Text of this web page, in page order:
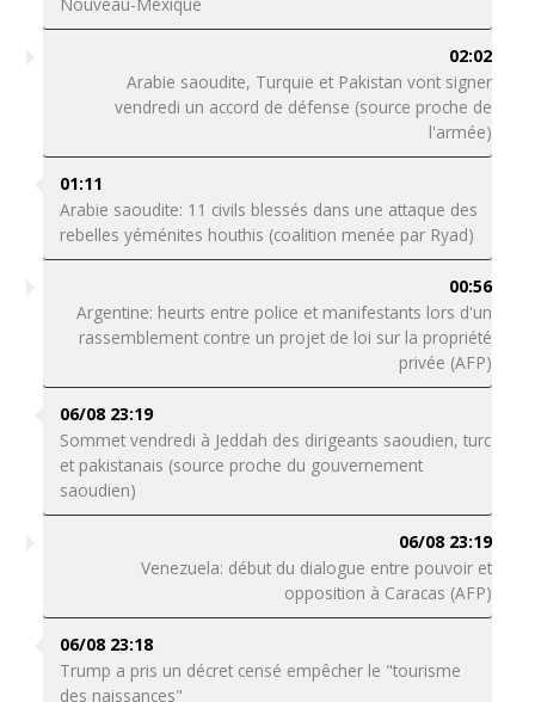
02:02
Arabie saoudite, Turquie et Pakistan vont signer
vendredi un accord de défense (source proche de
l'armée)
01:11
Arabie saoudite: 11 civils blessés dans une attaque des
rebelles yéménites houthis (coalition menée par Ryad)
00:56
Argentine: heurts entre police et manifestants lors d'un
rassemblement contre un projet de loi sur la propriété
privée (AFP)
06/08 23:19
Sommet vendredi à Jeddah des dirigeants saoudien, turc
et pakistanais (source proche du gouvernement
saoudien)
06/08 23:19
Venezuela: début du dialogue entre pouvoir et
opposition à Caracas (AFP)
06/08 23:18
Trump a pris un décret censé empêcher le "tourisme
des naissances"